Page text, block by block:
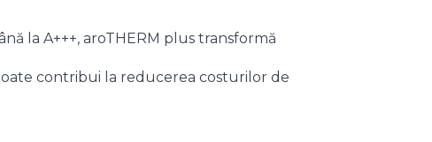
la A+++, aroTHERM plus transformă
contribui la reducerea costurilor de